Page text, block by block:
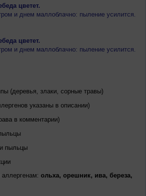
цветет.
и днем маллоблачно: пыление усилится.
цветет.
и днем маллоблачно: пыление усилится.
(деревья, злаки, сорные травы)
указаны в описании)
в комментарии)
пыльцы
ольха, орешник, ива, береза,